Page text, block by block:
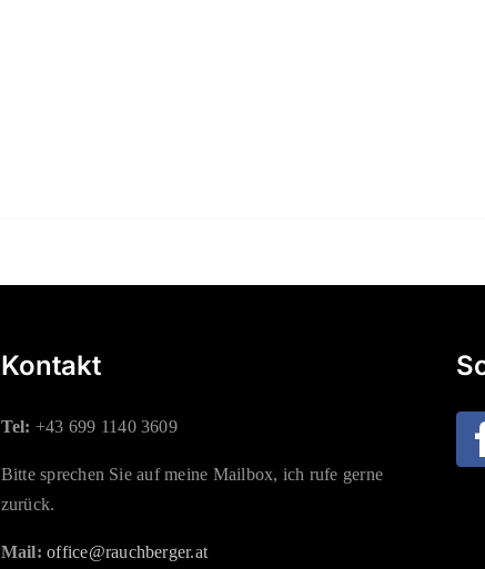
Kontakt
Tel: +43 699 1140 3609
Bitte sprechen Sie auf meine Mailbox, ich rufe gerne
zurück.
Mail: office@rauchberger.at